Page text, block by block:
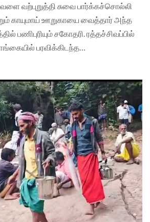
வற்புறுத்தி சுவை பார்க்கச்சொல்லி
காயுமாய் ஊறுகாயை வைத்தார் அந்த
பணிபுரியும் சகோதரி. ரத்தச்சிவப்பில்
பரவிக்கிடந்த…